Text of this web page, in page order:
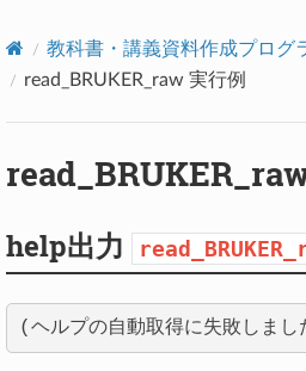
教科書・講義資料作成プログ
read_BRUKER_raw 実行例
help出力